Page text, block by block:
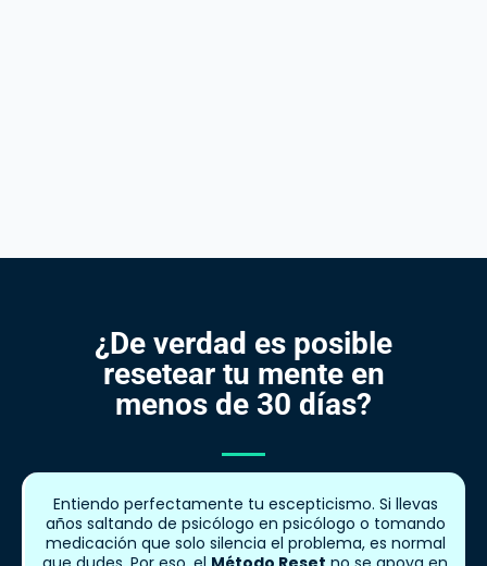
¿De verdad es posible
resetear tu mente en
menos de 30 días?
Entiendo perfectamente tu escepticismo. Si llevas
años saltando de psicólogo en psicólogo o tomando
medicación que solo silencia el problema, es normal